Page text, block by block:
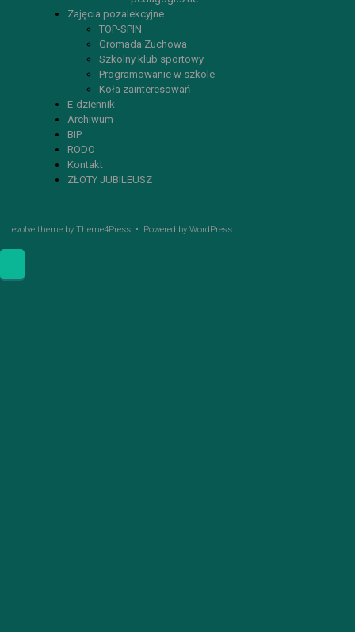
Zajęcia pozalekcyjne
TOP-SPIN
Gromada Zuchowa
Szkolny klub sportowy
Programowanie w szkole
Koła zainteresowań
E-dziennik
Archiwum
BIP
RODO
Kontakt
ZŁOTY JUBILEUSZ
evolve theme by Theme4Press • Powered by WordPress